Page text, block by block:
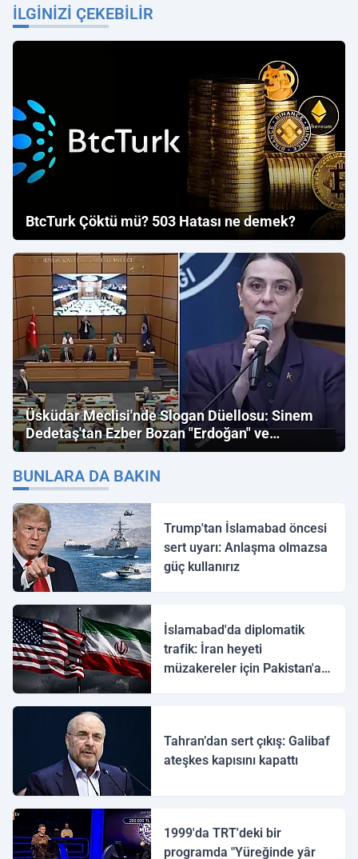
İLGINIZI ÇEKEBILIR
BtcTurk Çöktü mü? 503 Hatası ne demek?
Üsküdar Meclisi'nde Slogan Düellosu: Sinem
Dedetaş'tan Ezber Bozan "Erdoğan" ve
"İmamoğlu" Çıkışı!
BUNLARA DA BAKIN
Trump'tan İslamabad öncesi
sert uyarı: Anlaşma olmazsa
güç kullanırız
İslamabad'da diplomatik
trafik: İran heyeti
müzakereler için Pakistan'a
Tahran’dan sert çıkış: Galibaf
ateşkes kapısını kapattı
1999'da TRT'deki bir
programda "Yüreğinde yâr